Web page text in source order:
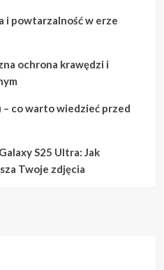
i powtarzalność w erze
ochrona krawędzi i
co warto wiedzieć przed
S25 Ultra: Jak
Twoje zdjęcia